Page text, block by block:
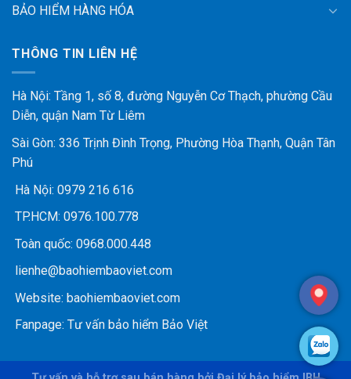
BẢO HIỂM HÀNG HÓA
THÔNG TIN LIÊN HỆ
Hà Nội: Tầng 1, số 8, đường Nguyễn Cơ Thạch, phường Cầu
Diễn, quận Nam Từ Liêm
Sài Gòn: 336 Trịnh Đình Trọng, Phường Hòa Thạnh, Quận Tân
Phú
Hà Nội: 0979 216 616
TP.HCM: 0976.100.778
Toàn quốc: 0968.000.448
lienhe@baohiembaoviet.com
Website: baohiembaoviet.com
Fanpage: Tư vấn bảo hiểm Bảo Việt